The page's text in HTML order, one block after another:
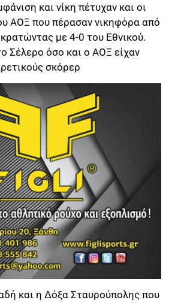
και νίκη πέτυχαν και οι
ΑΟΞ που πέρασαν νικηφόρα από
με 4-0 του Εθνικού.
Σέλερο όσο και ο ΑΟΞ είχαν
σκόρερ
και η Δόξα Σταυρούπολης που